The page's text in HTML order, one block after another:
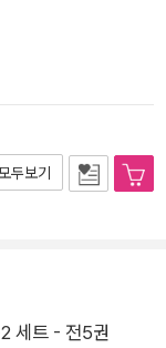
모두보기
세트 - 전5권